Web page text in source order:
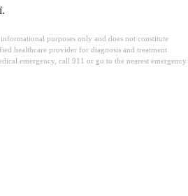
purposes only and does not constitute
healthcare provider for diagnosis and treatment
emergency, call 911 or go to the nearest emergency